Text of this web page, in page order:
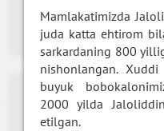
Mamlakatimizda
juda katta ehtirom
sarkardaning 800
nishonlangan.
buyuk
2000 yilda
etilgan.